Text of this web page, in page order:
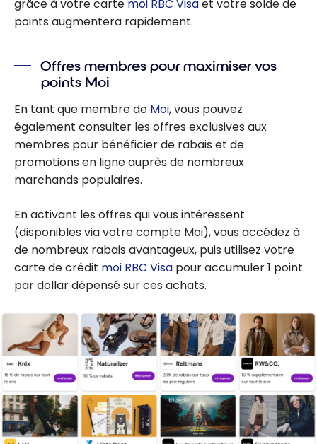
grâce à votre carte moi RBC Visaet votre solde de
points augmentera rapidement.
Offres membres pour maximiser vos
points Moi
En tant que membre de Moi, vous pouvez
également consulter les offres exclusives aux
membres pour bénéficier de rabais et de
promotions en ligne auprès de nombreux
marchands populaires.
En activant les offres qui vous intéressent
(disponibles via votre compte Moi), vous accédez à
de nombreux rabais avantageux, puis utilisez votre
carte de crédit moi RBC Visa pour accumuler 1 point
par dollar dépensé sur ces achats.